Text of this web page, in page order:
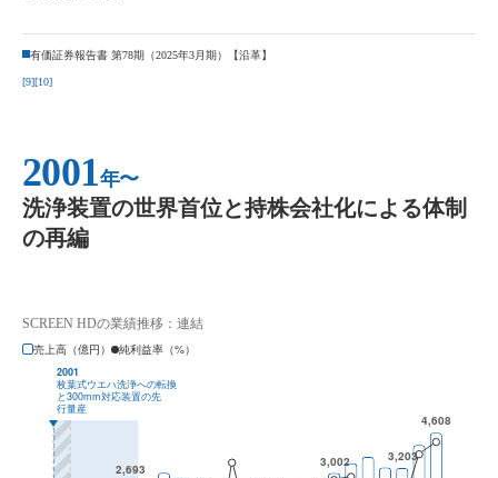
有価証券報告書 第78期（2025年3月期）【沿革】
[9][10]
2001年〜
洗浄装置の世界首位と持株会社化による体制
の再編
SCREEN HDの業績推移：連結
売上高（億円）
純利益率（%）